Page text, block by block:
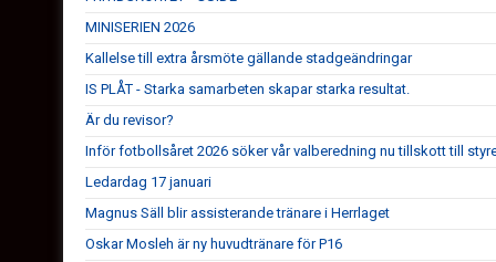
MINISERIEN 2026
Kallelse till extra årsmöte gällande stadgeändringar
IS PLÅT - Starka samarbeten skapar starka resultat.
Är du revisor?
Inför fotbollsåret 2026 söker vår valberedning nu tillskott till
Ledardag 17 januari
Magnus Säll blir assisterande tränare i Herrlaget
Oskar Mosleh är ny huvudtränare för P16